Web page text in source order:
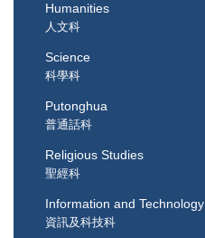
Humanities
人文科
Science
科學科
Putonghua
普通話科
Religious Studies
聖經科
Information and Technology
資訊及科技科